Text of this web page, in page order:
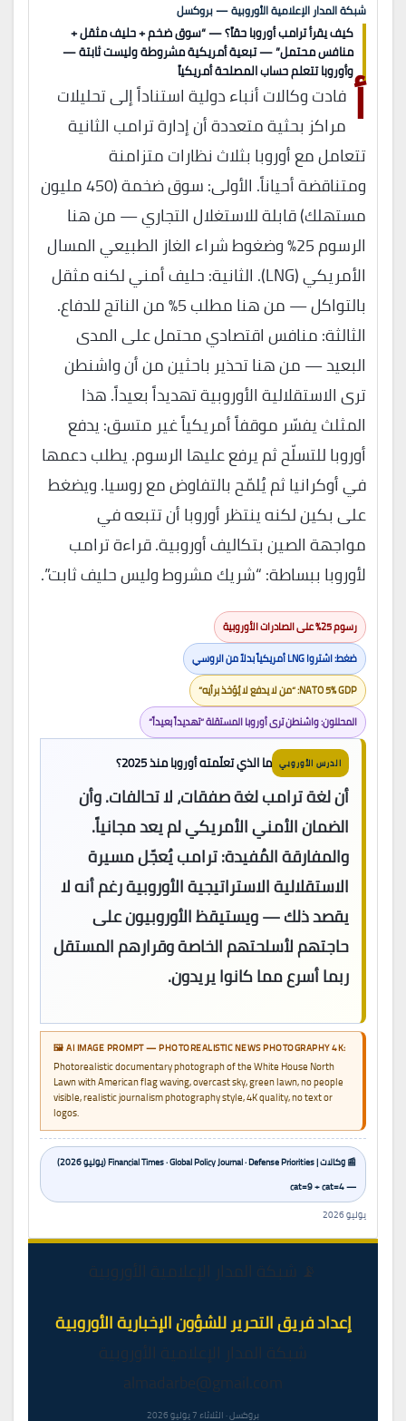
شبكة المدار الإعلامية الأوروبية — بروكسل
كيف يقرأ ترامب أوروبا حقاً؟ — “سوق ضخم + حليف مثقل +
منافس محتمل” — تبعية أمريكية مشروطة وليست ثابتة —
وأوروبا تتعلم حساب المصلحة أمريكياًأ فادت وكالات أنباء دولية استناداً إلى تحليلات
مراكز بحثية متعددة أن إدارة ترامب الثانية
تتعامل مع أوروبا بثلاث نظارات متزامنة
ومتناقضة أحياناً. الأولى: سوق ضخمة (450 مليون
مستهلك) قابلة للاستغلال التجاري — من هنا
الرسوم 25% وضغوط شراء الغاز الطبيعي المسال
الأمريكي (LNG). الثانية: حليف أمني لكنه مثقل
بالتواكل — من هنا مطلب 5% من الناتج للدفاع.
الثالثة: منافس اقتصادي محتمل على المدى
البعيد — من هنا تحذير باحثين من أن واشنطن
ترى الاستقلالية الأوروبية تهديداً بعيداً. هذا
المثلث يفسّر موقفاً أمريكياً غير متسق: يدفع
أوروبا للتسلّح ثم يرفع عليها الرسوم. يطلب دعمها
في أوكرانيا ثم يُلمّح بالتفاوض مع روسيا. ويضغط
على بكين لكنه ينتظر أوروبا أن تتبعه في
مواجهة الصين بتكاليف أوروبية. قراءة ترامب
لأوروبا ببساطة: “شريك مشروط وليس حليف ثابت”.
رسوم 25% على الصادرات الأوروبية
ضغط: اشتروا LNG أمريكياً بدلاً من الروسي
NATO 5% GDP: “من لا يدفع لا يُؤخذ برأيه”
المحللون: واشنطن ترى أوروبا المستقلة “تهديداً بعيداً”
الدرس الأوروبي ما الذي تعلّمته أوروبا منذ 2025؟
أن لغة ترامب لغة صفقات، لا تحالفات. وأن
الضمان الأمني الأمريكي لم يعد مجانياً.
والمفارقة المُفيدة: ترامب يُعجّل مسيرة
الاستقلالية الاستراتيجية الأوروبية رغم أنه لا
يقصد ذلك — ويستيقظ الأوروبيون على
حاجتهم لأسلحتهم الخاصة وقرارهم المستقل
ربما أسرع مما كانوا يريدون.
🖼️ AI IMAGE PROMPT — PHOTOREALISTIC NEWS PHOTOGRAPHY 4K:
Photorealistic documentary photograph of the White House North
Lawn with American flag waving, overcast sky, green lawn, no people
visible, realistic journalism photography style, 4K quality, no text or
logos.
📰 وكالات | Financial Times · Global Policy Journal · Defense Priorities (يوليو 2026)
— cat=9 + cat=4
يوليو 2026
📡 شبكة المدار الإعلامية الأوروبية
إعداد فريق التحرير للشؤون الإخبارية الأوروبية
شبكة المدار الإعلامية الأوروبية
almadarbe@gmail.com
بروكسل · الثلاثاء 7 يوليو 2026